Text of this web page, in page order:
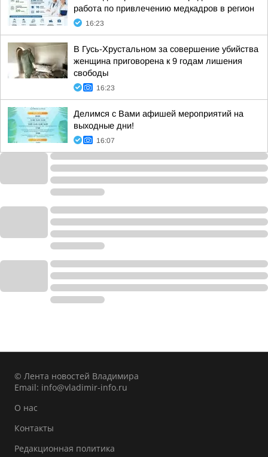
работа по привлечению медкадров в регион
16:23
В Гусь-Хрустальном за совершение убийства
женщина приговорена к 9 годам лишения
свободы
16:23
Делимся с Вами афишей мероприятий на
выходные дни!
16:07
© Лента новостей Владимира
Email: info@vladimir-info.ru
О нас
Контакты
Редакционная политика